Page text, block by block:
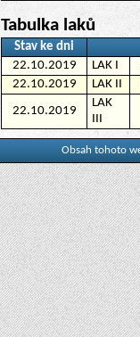
Tabulka laků
Stav ke dni
22.10.2019
LAK I
22.10.2019
LAK II
22.10.2019
LAK
III
Obsah tohoto